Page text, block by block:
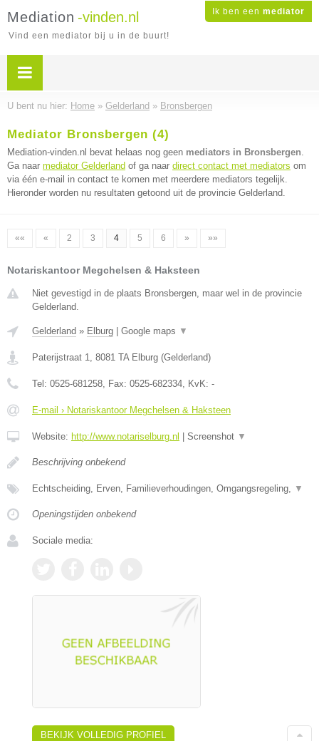
Ik ben een mediator
Mediation -vinden.nl
Vind een mediator bij u in de buurt!
U bent nu hier: Home » Gelderland » Bronsbergen
Mediator Bronsbergen (4)
Mediation-vinden.nl bevat helaas nog geen mediators in Bronsbergen.
Ga naar mediator Gelderland of ga naar direct contact met mediators om
via één e-mail in contact te komen met meerdere mediators tegelijk.
Hieronder worden nu resultaten getoond uit de provincie Gelderland.
«« « 2 3 4 5 6 » »»
Notariskantoor Megchelsen & Haksteen
Niet gevestigd in de plaats Bronsbergen, maar wel in de provincie
Gelderland.
Gelderland » Elburg Google maps ▼
Paterijstraat 1, 8081 TA Elburg (Gelderland)
Tel: 0525-681258, Fax: 0525-682334, KvK: -
E-mail › Notariskantoor Megchelsen & Haksteen
Website: http://www.notariselburg.nl Screenshot ▼
Beschrijving onbekend
Echtscheiding, Erven, Familieverhoudingen, Omgangsregeling, ▼
Openingstijden onbekend
Sociale media:
BEKIJK VOLLEDIG PROFIEL